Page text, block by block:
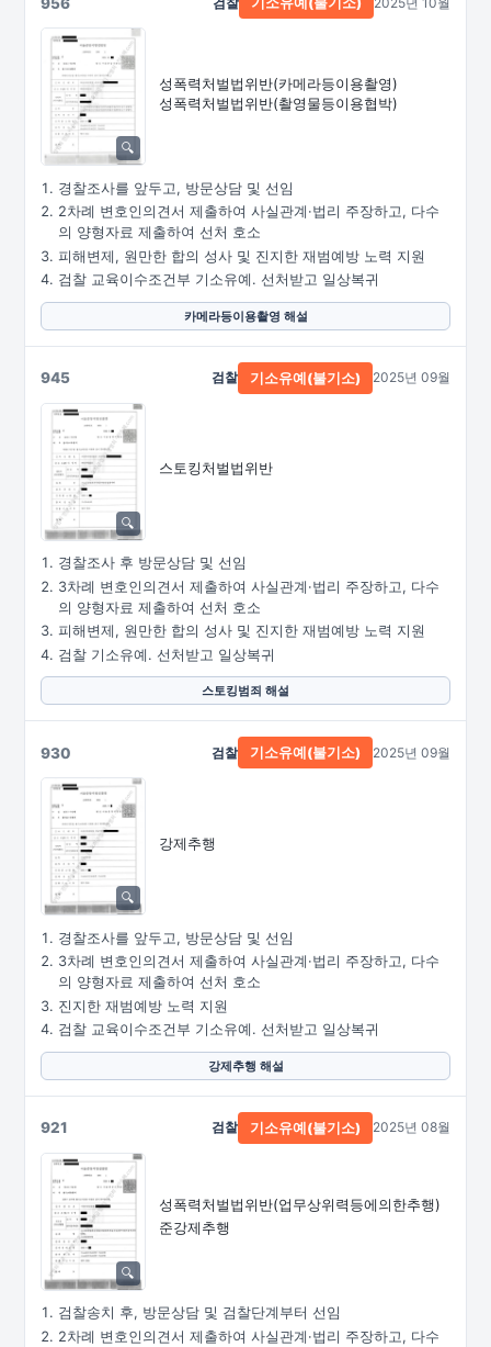
성폭력처벌법위반(카메라등이용촬영)
성폭력처벌법위반(촬영물등이용협박)
경찰조사를 앞두고, 방문상담 및 선임
2차례 변호인의견서 제출하여 사실관계·법리 주장하고, 다수
의 양형자료 제출하여 선처 호소
피해변제, 원만한 합의 성사 및 진지한 재범예방 노력 지원
검찰 교육이수조건부 기소유예. 선처받고 일상복귀
카메라등이용촬영 해설
945
스토킹처벌법위반
검찰 기소유예(불기소) 2025년 09월
경찰조사 후 방문상담 및 선임
3차례 변호인의견서 제출하여 사실관계·법리 주장하고, 다수
의 양형자료 제출하여 선처 호소
피해변제, 원만한 합의 성사 및 진지한 재범예방 노력 지원
검찰 기소유예. 선처받고 일상복귀
스토킹범죄 해설
930
강제추행
검찰 기소유예(불기소) 2025년 09월
경찰조사를 앞두고, 방문상담 및 선임
3차례 변호인의견서 제출하여 사실관계·법리 주장하고, 다수
의 양형자료 제출하여 선처 호소
진지한 재범예방 노력 지원
검찰 교육이수조건부 기소유예. 선처받고 일상복귀
강제추행 해설
921
성폭력처벌법위반(업무상위력등에의한추행)
준강제추행
검찰 기소유예(불기소) 2025년 08월
검찰송치 후, 방문상담 및 검찰단계부터 선임
2차례 변호인의견서 제출하여 사실관계·법리 주장하고, 다수